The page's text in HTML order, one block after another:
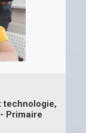
technologie,
Primaire